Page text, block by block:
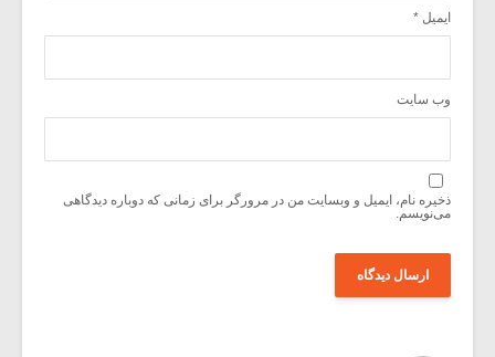
ایمیل *
وب‌ سایت
ذخیره نام، ایمیل و وبسایت من در مرورگر برای زمانی که دوباره دیدگاهی
می‌نویسم.